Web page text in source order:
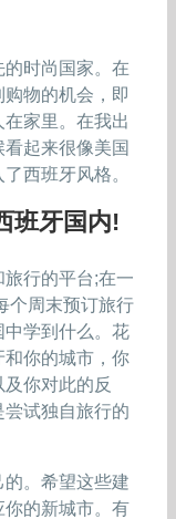
时尚国家。在
物的机会，即
家里。在我出
起来很像美国
西班牙风格。
班牙国内!
行的平台;在一
个周末预订旅行
中学到什么。花
和你的城市，你
你对此的反
试独自旅行的
。希望这些建
的新城市。有